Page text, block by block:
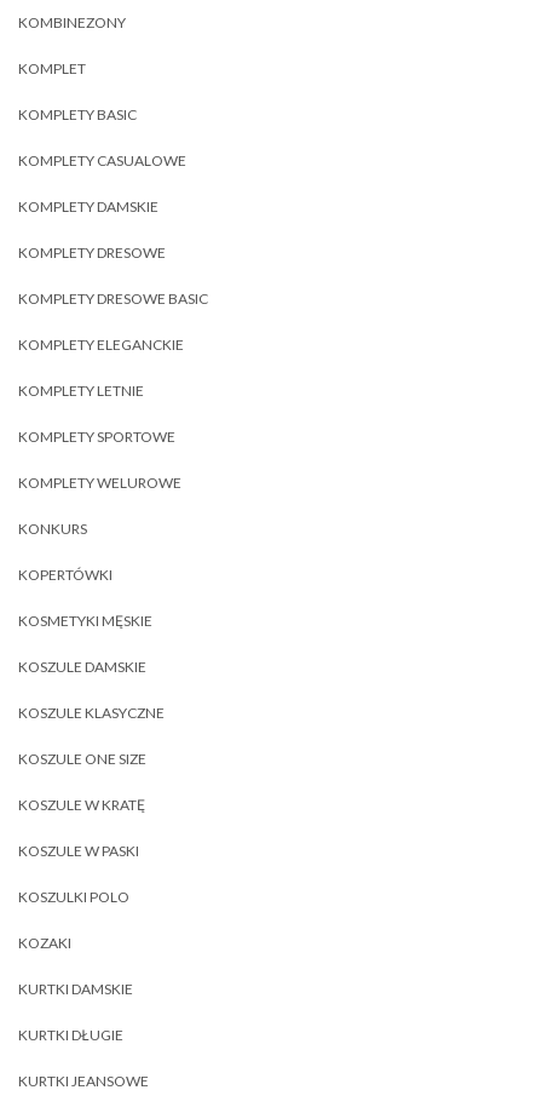
KOMBINEZONY
KOMPLET
KOMPLETY BASIC
KOMPLETY CASUALOWE
KOMPLETY DAMSKIE
KOMPLETY DRESOWE
KOMPLETY DRESOWE BASIC
KOMPLETY ELEGANCKIE
KOMPLETY LETNIE
KOMPLETY SPORTOWE
KOMPLETY WELUROWE
KONKURS
KOPERTÓWKI
KOSMETYKI MĘSKIE
KOSZULE DAMSKIE
KOSZULE KLASYCZNE
KOSZULE ONE SIZE
KOSZULE W KRATĘ
KOSZULE W PASKI
KOSZULKI POLO
KOZAKI
KURTKI DAMSKIE
KURTKI DŁUGIE
KURTKI JEANSOWE